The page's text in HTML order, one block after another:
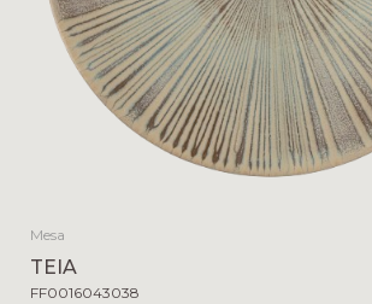
Mesa
TEIA
FF0016043038